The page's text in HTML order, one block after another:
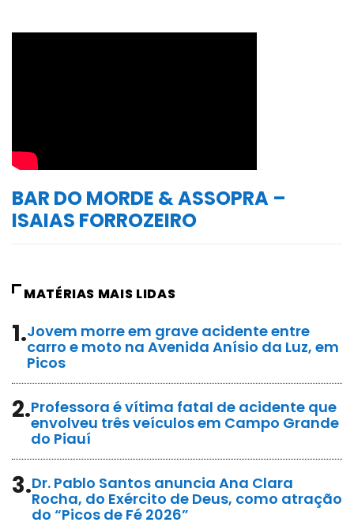
BAR DO MORDE & ASSOPRA –
ISAIAS FORROZEIRO
MATÉRIAS MAIS LIDAS
1.Jovem morre em grave acidente entre
carro e moto na Avenida Anísio da Luz, em
Picos
2.Professora é vítima fatal de acidente que
envolveu três veículos em Campo Grande
do Piauí
3.Dr. Pablo Santos anuncia Ana Clara
Rocha, do Exército de Deus, como atração
do “Picos de Fé 2026”